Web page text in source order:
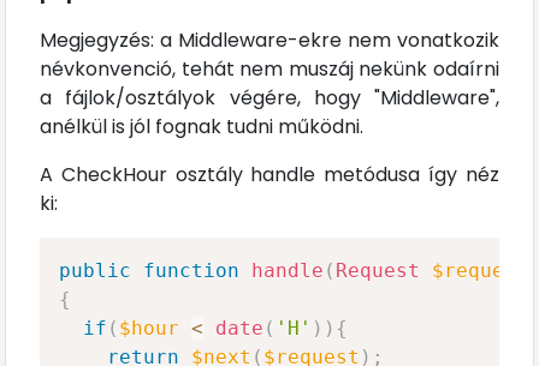
Megjegyzés: a Middleware-ekre nem vonatkozik
névkonvenció, tehát nem muszáj nekünk odaírni
a fájlok/osztályok végére, hogy "Middleware",
anélkül is jól fognak tudni működni.
A CheckHour osztály handle metódusa így néz
ki:
public function handle ( Request $request
{
if ( $hour < date ( 'H' ) ) {
return
$next ( $request ) ;